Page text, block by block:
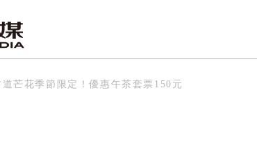
芒花季節限定！優惠午茶套票150元